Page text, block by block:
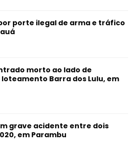
porte ilegal de arma e tráfico
morto ao lado de
Barra dos Lulu, em
grave acidente entre dois
em Parambu